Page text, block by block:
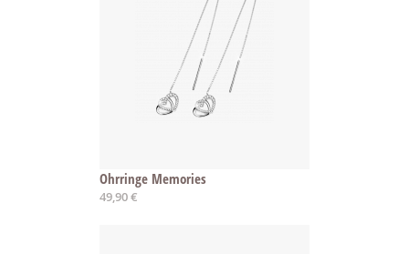
Ohrringe Memories
49,90 €